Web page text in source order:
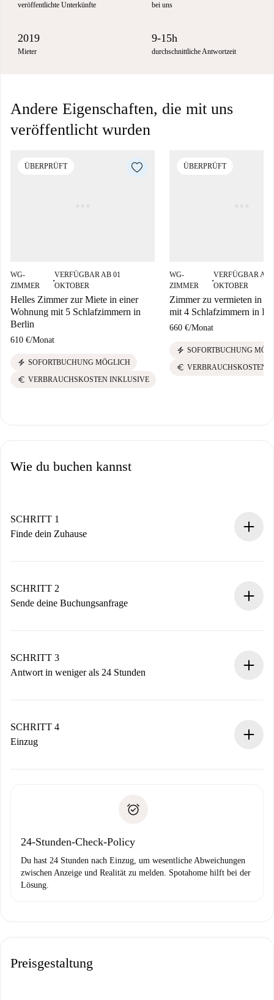
veröffentlichte Unterkünfte bei uns
2019
Mieter
9-15h
durchschnittliche Antwortzeit
Andere Eigenschaften, die mit uns
veröffentlicht wurden
ÜBERPRÜFT
WG-
ZIMMER
■
VERFÜGBAR AB 01
OKTOBER
Helles Zimmer zur Miete in einer
Wohnung mit 5 Schlafzimmern in
Berlin
610 €/Monat
electric_bolt SOFORTBUCHUNG MÖGLICH
euro VERBRAUCHSKOSTEN INKLUSIVE
ÜBERPRÜFT
WG-
ZIMMER
■
VERFÜGBAR AB
OKTOBER
Zimmer zu vermieten in
mit 4 Schlafzimmern in
660 €/Monat
electric_bolt SOFORTBUCHUNG
euro VERBRAUCHSKOSTEN
Wie du buchen kannst
SCHRITT 1
Finde dein Zuhause
Du erhältst alle notwendigen Informationen im Voraus.
SCHRITT 2
Sende deine Buchungsanfrage
Denk daran, dass wir dich erst belasten, wenn der
Vermieter zustimmt.
SCHRITT 3
Antwort in weniger als 24 Stunden
stellen den Kontakt her.
Wenn der Vermieter ablehnen muss, entstehen keine
SCHRITT 4
Einzug
24-Stunden-Check-Policy
Du hast 24 Stunden nach Einzug, um wesentliche Abweichungen
zwischen Anzeige und Realität zu melden. Spotahome hilft bei der
Lösung.
Preisgestaltung